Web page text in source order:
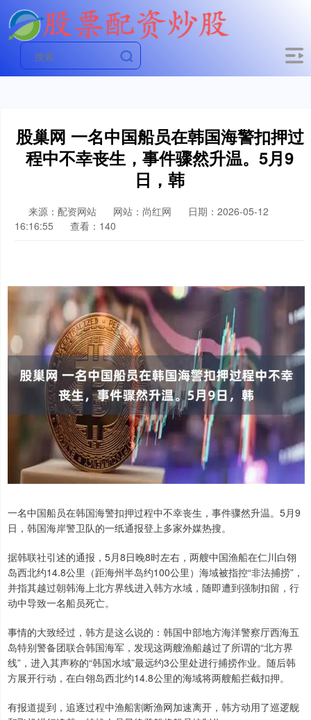
股巢网 一名中国船员在韩国海警扣押过
程中不幸丧生，事件骤然升温。5月9
日，韩
来源：配资网站 网站：尚红网
日期：2026-05-12
16:16:55
查看：140
一名中国船员在韩国海警扣押过程中不幸丧生，事件骤然升温。5月9
日，韩国海岸警卫队的一纸通报登上多家外媒热搜。
据韩联社引述的通报，5月8日晚8时左右，两艘中国渔船在仁川白翎
岛西北约14.8公里（距海州半岛约100公里）海域被指控“非法捕捞”，
并指其越过朝韩海上北方界线进入韩方水域，随即遭到强制扣留，行
动中导致一名船员死亡。
事情的大致经过，韩方是这么说的：韩国中部地方海洋警察厅西海五
岛特别警备团联合韩国海军，发现这两艘渔船越过了所谓的“北方界
线”，进入其声称的“韩国水域”最远约3公里处进行捕捞作业。随后韩
方展开行动，在白翎岛西北约14.8公里的海域将两艘船拦截扣押。
有报道提到，追逐过程中渔船割断渔网加速离开，韩方动用了巡逻舰